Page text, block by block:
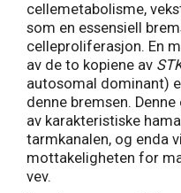
cellemetabolisme,
som en essensiell
celleproliferasjon. En
av de to kopiene av
autosomal dominant)
denne bremsen.
av karakteristiske
tarmkanalen, og enda
mottakeligheten for
vev.